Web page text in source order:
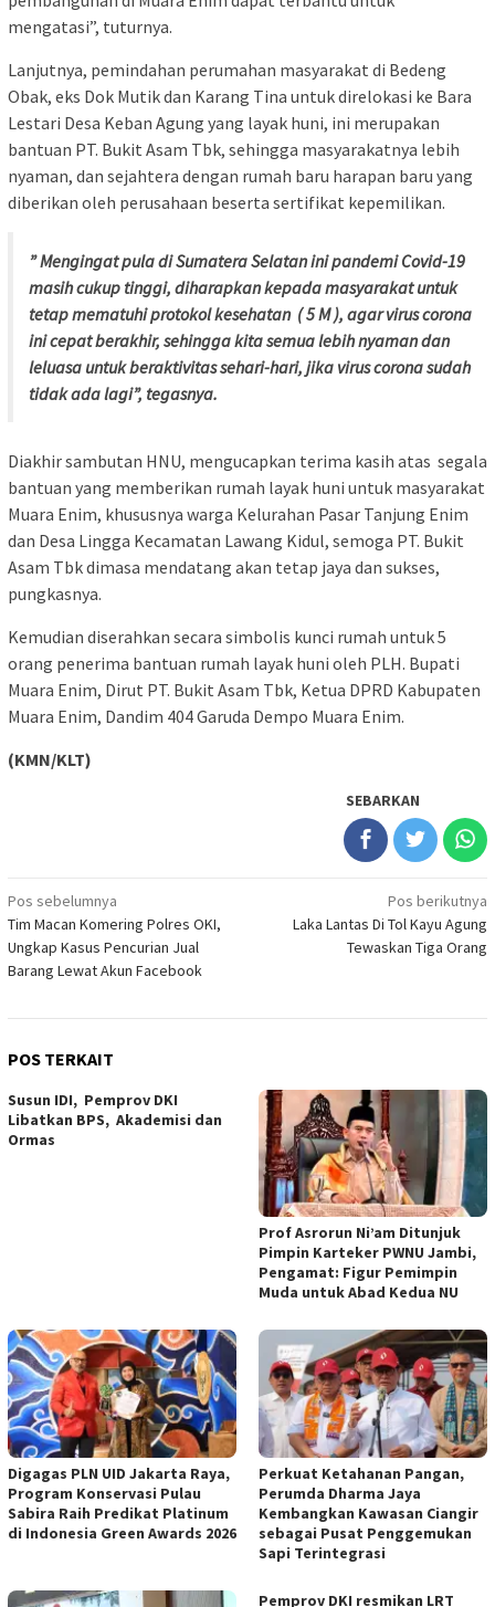
mengatasi”, tuturnya.
Lanjutnya, pemindahan perumahan masyarakat di Bedeng
Obak, eks Dok Mutik dan Karang Tina untuk direlokasi ke Bara
Lestari Desa Keban Agung yang layak huni, ini merupakan
bantuan PT. Bukit Asam Tbk, sehingga masyarakatnya lebih
nyaman, dan sejahtera dengan rumah baru harapan baru yang
diberikan oleh perusahaan beserta sertifikat kepemilikan.
” Mengingat pula di Sumatera Selatan ini pandemi Covid-19
masih cukup tinggi, diharapkan kepada masyarakat untuk
tetap mematuhi protokol kesehatan ( 5 M ), agar virus corona
ini cepat berakhir, sehingga kita semua lebih nyaman dan
leluasa untuk beraktivitas sehari-hari, jika virus corona sudah
tidak ada lagi”, tegasnya.
Diakhir sambutan HNU, mengucapkan terima kasih atas segala
bantuan yang memberikan rumah layak huni untuk masyarakat
Muara Enim, khususnya warga Kelurahan Pasar Tanjung Enim
dan Desa Lingga Kecamatan Lawang Kidul, semoga PT. Bukit
Asam Tbk dimasa mendatang akan tetap jaya dan sukses,
pungkasnya.
Kemudian diserahkan secara simbolis kunci rumah untuk 5
orang penerima bantuan rumah layak huni oleh PLH. Bupati
Muara Enim, Dirut PT. Bukit Asam Tbk, Ketua DPRD Kabupaten
Muara Enim, Dandim 404 Garuda Dempo Muara Enim.
(KMN/KLT)
SEBARKAN
Navigasi
pos
Pos sebelumnya
Tim Macan Komering Polres OKI,
Ungkap Kasus Pencurian Jual
Barang Lewat Akun Facebook
Pos berikutnya
Laka Lantas Di Tol Kayu Agung
Tewaskan Tiga Orang
POS TERKAIT
Susun IDI, Pemprov DKI
Libatkan BPS, Akademisi dan
Ormas
Prof Asrorun Ni’am Ditunjuk
Pimpin Karteker PWNU Jambi,
Pengamat: Figur Pemimpin
Muda untuk Abad Kedua NU
Digagas PLN UID Jakarta Raya,
Program Konservasi Pulau
Sabira Raih Predikat Platinum
di Indonesia Green Awards 2026
Perkuat Ketahanan Pangan,
Perumda Dharma Jaya
Kembangkan Kawasan Ciangir
sebagai Pusat Penggemukan
Sapi Terintegrasi
Pemprov DKI resmikan LRT